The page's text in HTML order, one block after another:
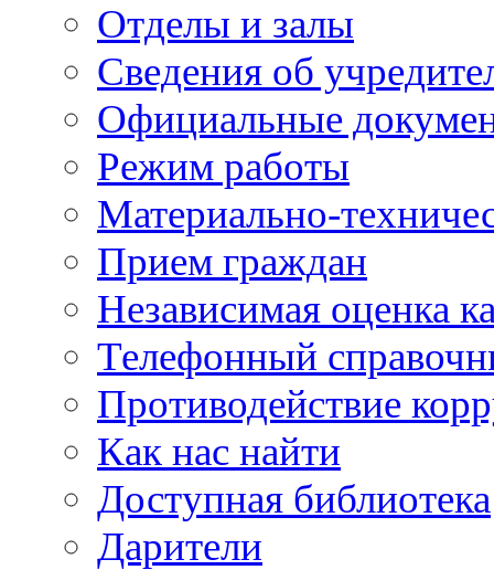
Отделы и залы
Сведения об
Официальные
Режим работы
Материально-
Прием граждан
Независимая оценка
Телефонный
Противодействие
Как нас найти
Доступная библиотека
Дарители